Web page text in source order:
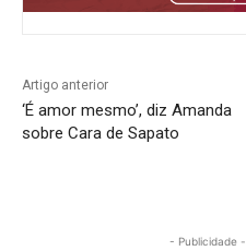
Artigo anterior
‘É amor mesmo’, diz Amanda
sobre Cara de Sapato
- Publicidade -